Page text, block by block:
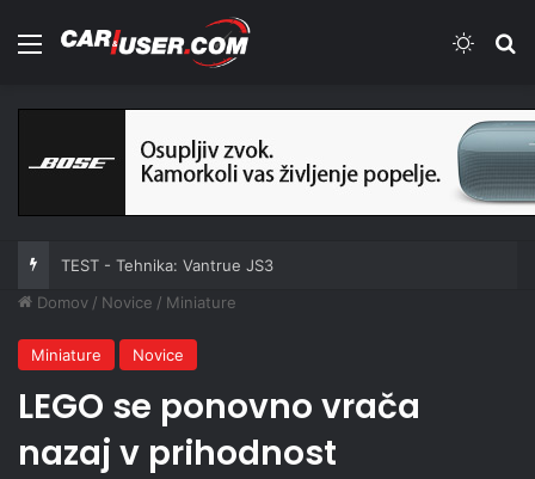
Meni
TEST - Tehnika: Vantrue JS3
Domov / Novice / Miniature
Miniature Novice
LEGO se ponovno vrača
nazaj v prihodnost